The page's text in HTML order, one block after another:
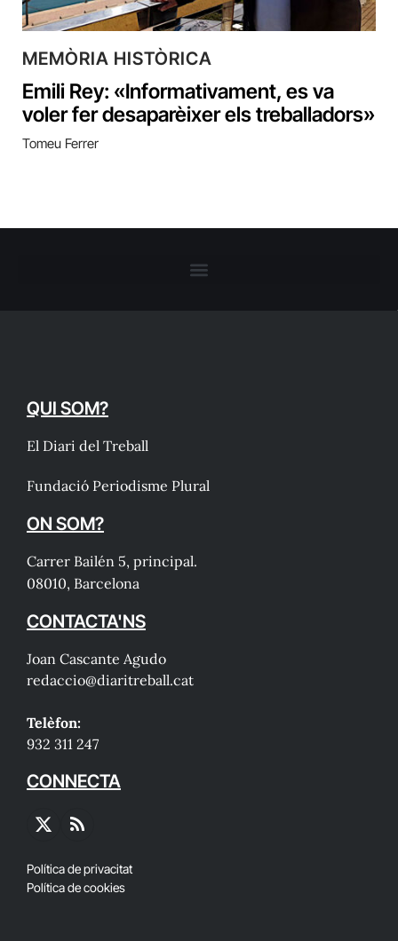
MEMÒRIA HISTÒRICA
Emili Rey: «Informativament, es va
voler fer desaparèixer els treballadors»
Tomeu Ferrer
QUI SOM?
El Diari del Treball
Fundació Periodisme Plural
ON SOM?
Carrer Bailén 5, principal.
08010, Barcelona
CONTACTA'NS
Joan Cascante Agudo
redaccio@diaritreball.cat
Telèfon:
932 311 247
CONNECTA
X
RSS
Política de privacitat
Política de cookies